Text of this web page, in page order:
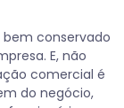
conservado
E, não
comercial é
do negócio,